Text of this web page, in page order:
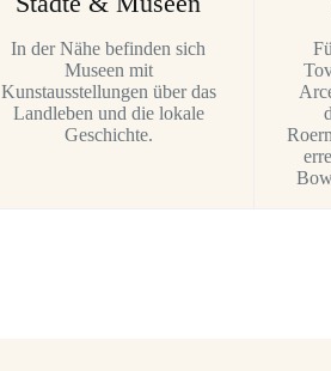
In der Nähe befinden sich
Museen mit
Kunstausstellungen über das
Landleben und die lokale
Geschichte.